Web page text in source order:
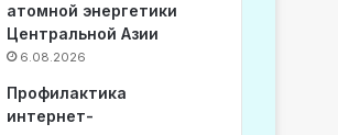
атомной энергетики
Центральной Азии
6.08.2026
Профилактика
интернет-